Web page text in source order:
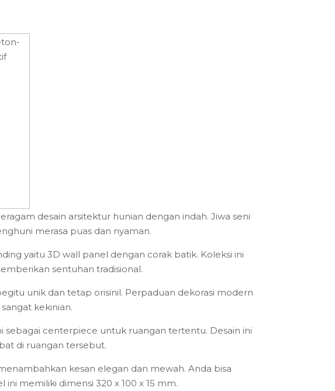
desain arsitektur hunian dengan indah. Jiwa seni
merasa puas dan nyaman.
yaitu 3D wall panel dengan corak batik. Koleksi ini
sentuhan tradisional.
unik dan tetap orisinil. Perpaduan dekorasi modern
kekinian.
centerpiece untuk ruangan tertentu. Desain ini
di ruangan tersebut.
kesan elegan dan mewah. Anda bisa
memiliki dimensi 320 x 100 x 15 mm.